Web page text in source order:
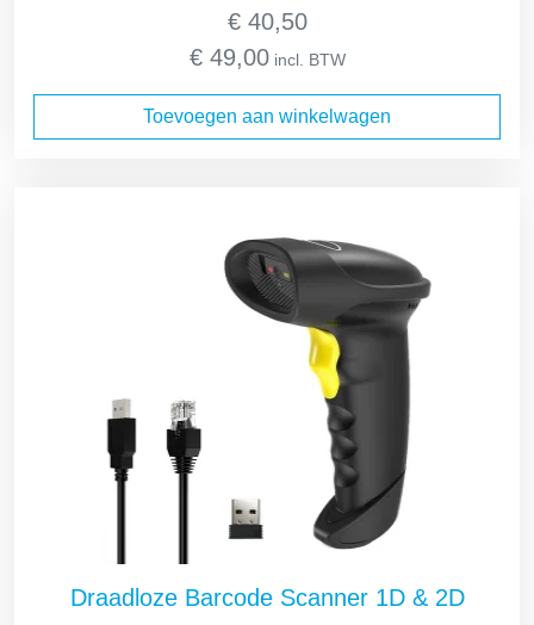
€40,50
€49,00incl. BTW
Toevoegen aan winkelwagen
Draadloze Barcode Scanner 1D & 2D